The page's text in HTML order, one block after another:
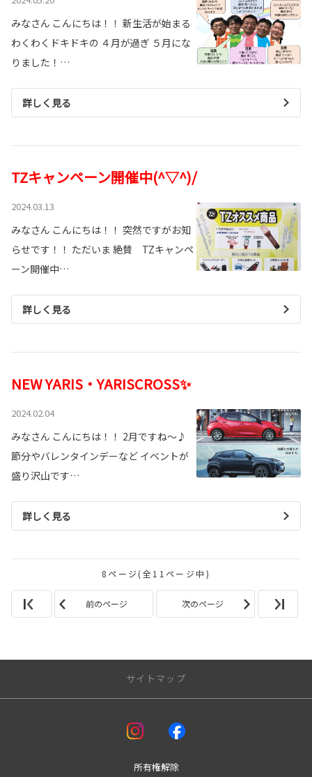
みなさん こんにちは！！ 新生活が始まる
わくわくドキドキの ４月が過ぎ ５月にな
りました！…
詳しく見る
TZキャンペーン開催中(^▽^)/
2024.03.13
みなさん こんにちは！！ 突然ですがお知
らせです！！ ただいま 絶賛 TZキャンペ
ーン開催中…
詳しく見る
NEW YARIS・YARISCROSS✨
2024.02.04
みなさん こんにちは！！ 2月ですね～♪
節分やバレンタインデーなど イベントが
盛り沢山です…
詳しく見る
8ページ(全11ページ中)
前のページ 次のページ
サイトマップ
所有権解除